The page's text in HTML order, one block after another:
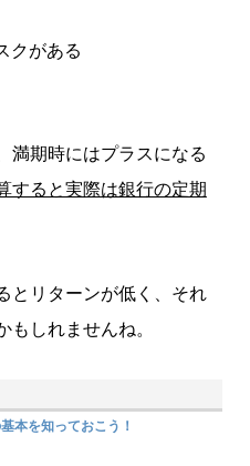
クがある
満期時にはプラスになる
すると実際は銀行の定期
とリターンが低く、それ
もしれませんね。
本を知っておこう！